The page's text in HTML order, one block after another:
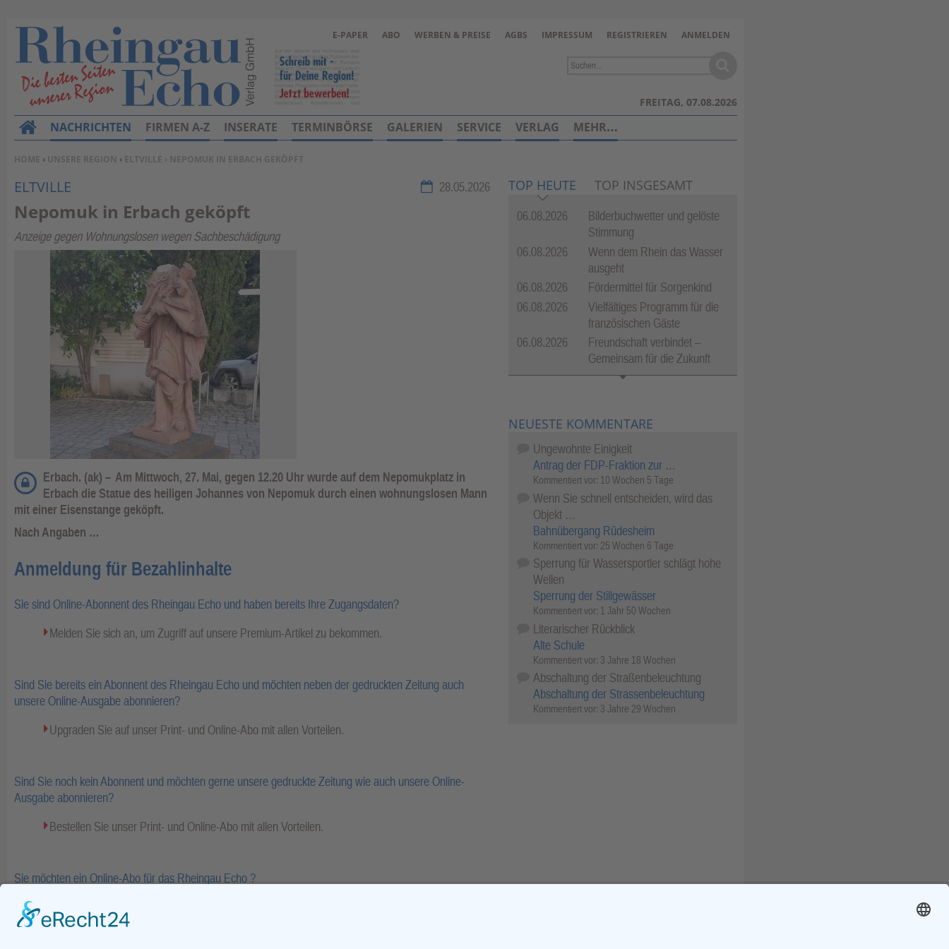
FREITAG, 07.08.2026
E-PAPER ABO WERBEN & PREISE AGBS IMPRESSUM REGISTRIEREN ANMELDEN
SIE BEFINDEN SICH HIER:
HOME › UNSERE REGION › ELTVILLE › NEPOMUK IN ERBACH GEKÖPFT
ELTVILLE 28.05.2026
Nepomuk in Erbach geköpft
Anzeige gegen Wohnungslosen wegen Sachbeschädigung
Erbach. (ak) – Am Mittwoch, 27. Mai, gegen 12.20 Uhr wurde auf dem Nepomukplatz in
Erbach die Statue des heiligen Johannes von Nepomuk durch einen wohnungslosen Mann
mit einer Eisenstange geköpft.
Nach Angaben …
Anmeldung für Bezahlinhalte
Sie sind Online-Abonnent des Rheingau Echo und haben bereits Ihre Zugangsdaten?
Melden Sie sich an, um Zugriff auf unsere Premium-Artikel zu bekommen.
Sind Sie bereits ein Abonnent des Rheingau Echo und möchten neben der gedruckten Zeitung auch
unsere Online-Ausgabe abonnieren?
Upgraden Sie auf unser Print- und Online-Abo mit allen Vorteilen.
Sind Sie noch kein Abonnent und möchten gerne unsere gedruckte Zeitung wie auch unsere Online-
Ausgabe abonnieren?
Bestellen Sie unser Print- und Online-Abo mit allen Vorteilen.
Sie möchten ein Online-Abo für das Rheingau Echo ?
TOP HEUTE TOP INSGESAMT
06.08.2026
Bilderbuchwetter und gelöste
Stimmung
06.08.2026
Wenn dem Rhein das Wasser
ausgeht
06.08.2026
Fördermittel für Sorgenkind
06.08.2026
Vielfältiges Programm für die
französischen Gäste
06.08.2026
Freundschaft verbindet –
Gemeinsam für die Zukunft
NEUESTE KOMMENTARE
Ungewohnte Einigkeit
Antrag der FDP-Fraktion zur …
Kommentiert vor: 10 Wochen 5 Tage
Wenn Sie schnell entscheiden, wird das
Objekt …
Bahnübergang Rüdesheim
Kommentiert vor: 25 Wochen 6 Tage
Sperrung für Wassersportler schlägt hohe
Wellen
Sperrung der Stillgewässer
Kommentiert vor: 1 Jahr 50 Wochen
Literarischer Rückblick
Alte Schule
Kommentiert vor: 3 Jahre 18 Wochen
Abschaltung der Straßenbeleuchtung
Abschaltung der Strassenbeleuchtung
Kommentiert vor: 3 Jahre 29 Wochen
H
o
m
e
NACHRICHTEN FIRMEN A-Z INSERATE TERMINBÖRSE GALERIEN SERVICE VERLAG MEHR…